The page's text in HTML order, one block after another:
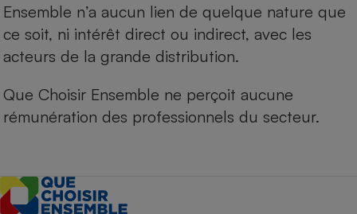
Ensemble n’a aucun lien de quelque nature que
ce soit, ni intérêt direct ou indirect, avec les
acteurs de la grande distribution.
Que Choisir Ensemble ne perçoit aucune
rémunération des professionnels du secteur.